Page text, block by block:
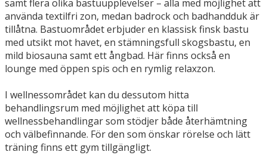
samt flera olika bastuupplevelser – alla med möjlighet att
använda textilfri zon, medan badrock och badhandduk är
tillåtna. Bastuområdet erbjuder en klassisk finsk bastu
med utsikt mot havet, en stämningsfull skogsbastu, en
mild biosauna samt ett ångbad. Här finns också en
lounge med öppen spis och en rymlig relaxzon.
I wellnessområdet kan du dessutom hitta
behandlingsrum med möjlighet att köpa till
wellnessbehandlingar som stödjer både återhämtning
och välbefinnande. För den som önskar rörelse och lätt
träning finns ett gym tillgängligt.